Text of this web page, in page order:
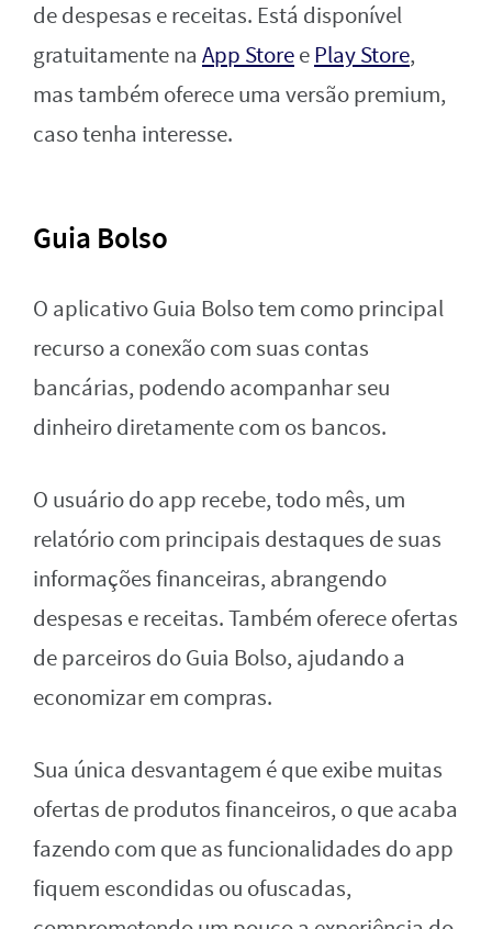
de despesas e receitas. Está disponível
gratuitamente na App StoreePlay Store,
mas também oferece uma versão premium,
caso tenha interesse.
Guia Bolso
O aplicativo Guia Bolso tem como principal
recurso a conexão com suas contas
bancárias, podendo acompanhar seu
dinheiro diretamente com os bancos.
O usuário do app recebe, todo mês, um
relatório com principais destaques de suas
informações financeiras, abrangendo
despesas e receitas. Também oferece ofertas
de parceiros do Guia Bolso, ajudando a
economizar em compras.
Sua única desvantagem é que exibe muitas
ofertas de produtos financeiros, o que acaba
fazendo com que as funcionalidades do app
fiquem escondidas ou ofuscadas,